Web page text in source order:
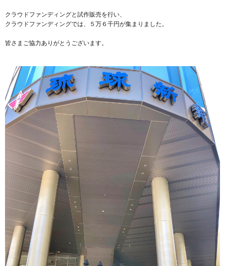
クラウドファンディングと試作販売を行い、
クラウドファンディングでは、５万６千円が集まりました。
皆さまご協力ありがとうございます。